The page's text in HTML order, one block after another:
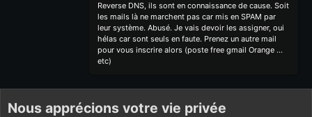
Reverse DNS, ils sont en connaissance de cause. Soit
les mails là ne marchent pas car mis en SPAM par
leur système. Abusé. Je vais devoir les assigner, oui
hélas car sont seuls en faute. Prenez un autre mail
pour vous inscrire alors (poste free gmail Orange ...
etc)
Nous apprécions votre vie privée